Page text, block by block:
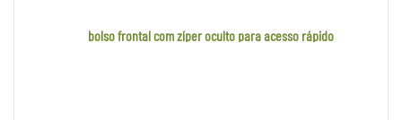
bolso frontal com zíper oculto para acesso rápido